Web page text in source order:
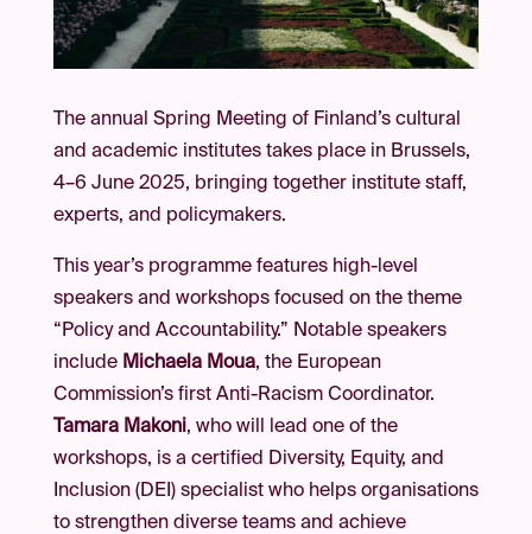
The annual Spring Meeting of Finland’s cultural
and academic institutes takes place in Brussels,
4–6 June 2025, bringing together institute staff,
experts, and policymakers.
This year’s programme features high-level
speakers and workshops focused on the theme
“Policy and Accountability.” Notable speakers
include Michaela Moua, the European
Commission’s first Anti-Racism Coordinator.
Tamara Makoni, who will lead one of the
workshops, is a certified Diversity, Equity, and
Inclusion (DEI) specialist who helps organisations
to strengthen diverse teams and achieve